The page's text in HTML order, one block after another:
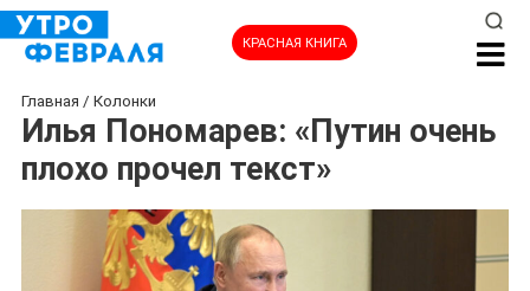
КРАСНАЯ КНИГА
Главная / Колонки
Илья Пономарев: «Путин очень
плохо прочел текст»